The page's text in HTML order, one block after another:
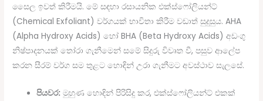
සෛල ඉවත් කිරීමයි. මේ සඳහා රසායනික එක්ස්ෆෝලියන්ට්
(Chemical Exfoliant) වර්ගයක් භාවිතා කිරීම වඩාත් සුදුසුය. AHA
(Alpha Hydroxy Acids) හෝ BHA (Beta Hydroxy Acids) අඩංගු
නිෂ්පාදනයක් තෝරා ගැනීමෙන් සමේ සිදුරු විවෘත වී, පසුව ආලේප
කරන සීරම් වර්ග සම තුළට හොඳින් උරා ගැනීමට අවස්ථාව සැලසේ.
පියවර: මුහුණ හොඳින් පිරිසිදු කර, එක්ස්ෆෝලියන්ට් එකක්